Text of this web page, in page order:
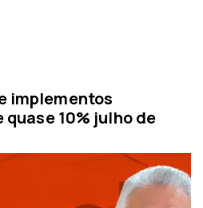
implementos
10% julho de